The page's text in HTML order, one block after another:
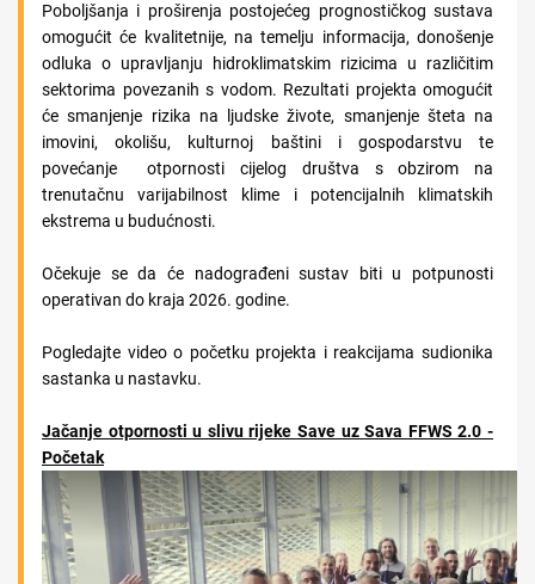
Poboljšanja i proširenja postojećeg prognostičkog sustava
omogućit će kvalitetnije, na temelju informacija, donošenje
odluka o upravljanju hidroklimatskim rizicima u različitim
sektorima povezanih s vodom. Rezultati projekta omogućit
će smanjenje rizika na ljudske živote, smanjenje šteta na
imovini, okolišu, kulturnoj baštini i gospodarstvu te
povećanje otpornosti cijelog društva s obzirom na
trenutačnu varijabilnost klime i potencijalnih klimatskih
ekstrema u budućnosti.
Očekuje se da će nadograđeni sustav biti u potpunosti
operativan do kraja 2026. godine.
Pogledajte video o početku projekta i reakcijama sudionika
sastanka u nastavku.
Jačanje otpornosti u slivu rijeke Save uz Sava FFWS 2.0 -
Početak